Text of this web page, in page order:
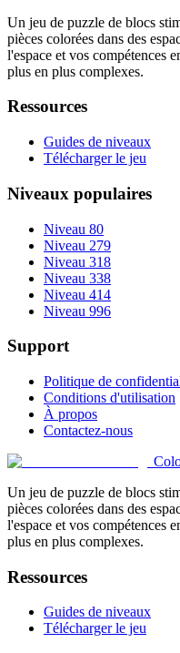
Un jeu de puzzle de blocs
pièces colorées dans des
l'espace et vos compétences
plus en plus complexes.
Ressources
Guides de niveaux
Télécharger le jeu
Niveaux populaires
Niveau 80
Niveau 279
Niveau 318
Niveau 338
Niveau 414
Niveau 996
Support
Politique de
Conditions d'utilisation
À propos
Contactez-nous
Un jeu de puzzle de blocs
pièces colorées dans des
l'espace et vos compétences
plus en plus complexes.
Ressources
Guides de niveaux
Télécharger le jeu